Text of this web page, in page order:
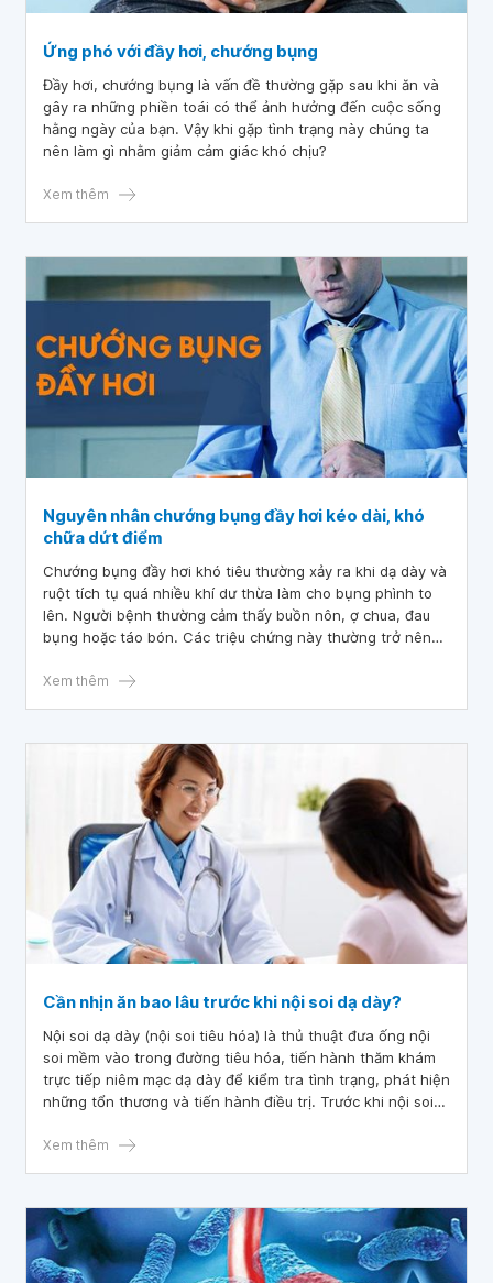
Ứng phó với đầy hơi, chướng bụng
Đầy hơi, chướng bụng là vấn đề thường gặp sau khi ăn và
gây ra những phiền toái có thể ảnh hưởng đến cuộc sống
hằng ngày của bạn. Vậy khi gặp tình trạng này chúng ta
nên làm gì nhằm giảm cảm giác khó chịu?
Xem thêm
Nguyên nhân chướng bụng đầy hơi kéo dài, khó
chữa dứt điểm
Chướng bụng đầy hơi khó tiêu thường xảy ra khi dạ dày và
ruột tích tụ quá nhiều khí dư thừa làm cho bụng phình to
lên. Người bệnh thường cảm thấy buồn nôn, ợ chua, đau
bụng hoặc táo bón. Các triệu chứng này thường trở nên
chi tiết về tình trạng này trong bài viết sau nhé.
Xem thêm
Cần nhịn ăn bao lâu trước khi nội soi dạ dày?
Nội soi dạ dày (nội soi tiêu hóa) là thủ thuật đưa ống nội
soi mềm vào trong đường tiêu hóa, tiến hành thăm khám
trực tiếp niêm mạc dạ dày để kiểm tra tình trạng, phát hiện
những tổn thương và tiến hành điều trị. Trước khi nội soi
quan sát. Vậy cần nhịn ăn bao lâu trước khi nội soi dạ dày?
Xem thêm